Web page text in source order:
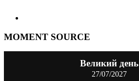
MOMENT SOURCE
Великий день
27/07/2027